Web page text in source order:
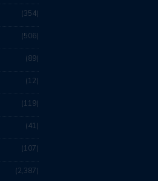
354
506
89
12
119
41
107
2,387